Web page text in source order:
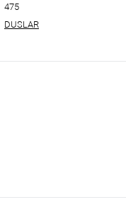
475
DUSLAR